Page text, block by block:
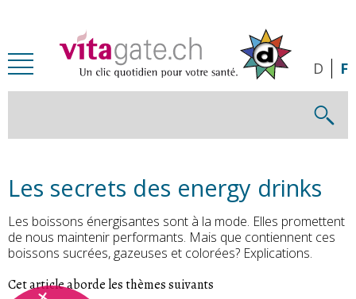
D F
Les secrets des energy drinks
Les boissons énergisantes sont à la mode. Elles promettent
de nous maintenir performants. Mais que contiennent ces
boissons sucrées, gazeuses et colorées? Explications.
Cet article aborde les thèmes suivants